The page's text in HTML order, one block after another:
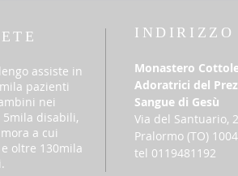
assiste in
pazienti
nei
disabili,
a cui
oltre 130mila
INDIRIZZO
Monastero
Adoratrici del
Sangue di Gesù
Via del Santuario,
​Pralormo (TO)
tel 0119481192